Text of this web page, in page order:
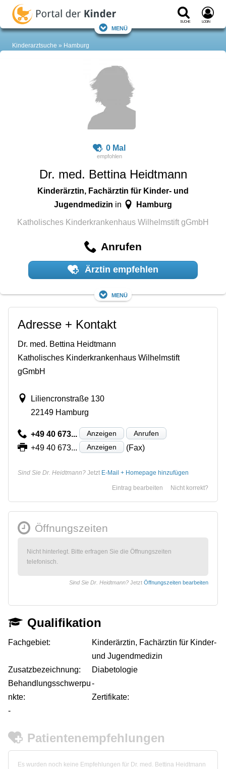
Suche Login
Menü
Kinderarztsuche Hamburg
0 Mal
Dr. med. Bettina Heidtmann
Kinderärztin, Fachärztin für Kinder- und
Jugendmedizin in Hamburg
Katholisches Kinderkrankenhaus Wilhelmstift gGmbH
Anrufen
Ärztin empfehlen
Menü
Adresse + Kontakt
Dr. med. Bettina Heidtmann
Katholisches Kinderkrankenhaus Wilhelmstift
gGmbH
Liliencronstraße 130
22149 Hamburg
+49 40 673... Anzeigen Anrufen
+49 40 673... Anzeigen (Fax)
Sind Sie Dr. Heidtmann? Jetzt E-Mail + Homepage hinzufügen
Nicht korrekt?
Eintrag bearbeiten
Öffnungszeiten
Nicht hinterlegt. Bitte erfragen Sie die Öffnungszeiten
telefonisch.
Sind Sie Dr. Heidtmann? Jetzt Öffnungszeiten bearbeiten
Qualifikation
Fachgebiet:
Kinderärztin, Fachärztin für Kinder-
und Jugendmedizin
Zusatzbezeichnung:
Diabetologie
Behandlungsschwerpu
nkte:
-
Zertifikate:
-
Patientenempfehlungen
Es wurden noch keine Empfehlungen für Dr. med. Bettina Heidtmann